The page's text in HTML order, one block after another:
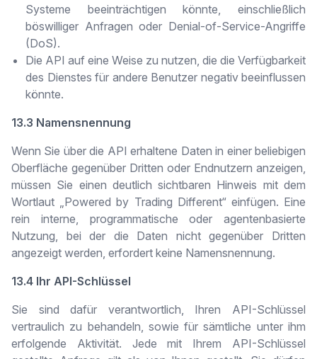
Systeme beeinträchtigen könnte, einschließlich
böswilliger Anfragen oder Denial-of-Service-Angriffe
(DoS).
Die API auf eine Weise zu nutzen, die die Verfügbarkeit
des Dienstes für andere Benutzer negativ beeinflussen
könnte.
13.3 Namensnennung
Wenn Sie über die API erhaltene Daten in einer beliebigen
Oberfläche gegenüber Dritten oder Endnutzern anzeigen,
müssen Sie einen deutlich sichtbaren Hinweis mit dem
Wortlaut „Powered by Trading Different“ einfügen. Eine
rein interne, programmatische oder agentenbasierte
Nutzung, bei der die Daten nicht gegenüber Dritten
angezeigt werden, erfordert keine Namensnennung.
13.4 Ihr API-Schlüssel
Sie sind dafür verantwortlich, Ihren API-Schlüssel
vertraulich zu behandeln, sowie für sämtliche unter ihm
erfolgende Aktivität. Jede mit Ihrem API-Schlüssel